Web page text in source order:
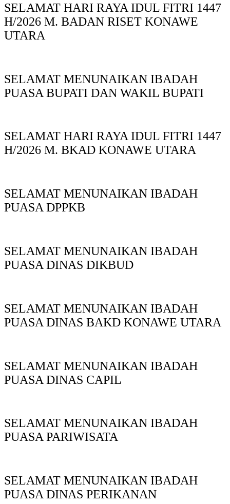
SELAMAT HARI RAYA IDUL FITRI 1447
H/2026 M. BADAN RISET KONAWE
UTARA
SELAMAT MENUNAIKAN IBADAH
PUASA BUPATI DAN WAKIL BUPATI
SELAMAT HARI RAYA IDUL FITRI 1447
H/2026 M. BKAD KONAWE UTARA
SELAMAT MENUNAIKAN IBADAH
PUASA DPPKB
SELAMAT MENUNAIKAN IBADAH
PUASA DINAS DIKBUD
SELAMAT MENUNAIKAN IBADAH
PUASA DINAS BAKD KONAWE UTARA
SELAMAT MENUNAIKAN IBADAH
PUASA DINAS CAPIL
SELAMAT MENUNAIKAN IBADAH
PUASA PARIWISATA
SELAMAT MENUNAIKAN IBADAH
PUASA DINAS PERIKANAN